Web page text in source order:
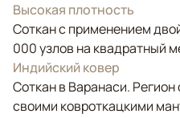
Высокая плотность
Соткан с применением
000 узлов на квадратный
Индийский ковер
Соткан в Варанаси. Регион
своими ковроткацкими